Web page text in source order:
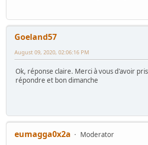
Goeland57
August 09, 2020, 02:06:16 PM
Ok, réponse claire. Merci à vous d'avoir
répondre et bon dimanche
eumagga0x2a
Moderator